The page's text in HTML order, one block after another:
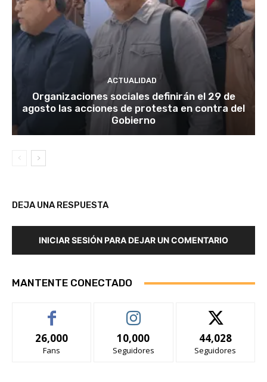
ACTUALIDAD
Organizaciones sociales definirán el 29 de
agosto las acciones de protesta en contra del
Gobierno
DEJA UNA RESPUESTA
INICIAR SESIÓN PARA DEJAR UN COMENTARIO
MANTENTE CONECTADO
26,000
Fans
10,000
Seguidores
44,028
Seguidores